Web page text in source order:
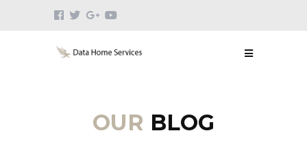
OUR BLOG